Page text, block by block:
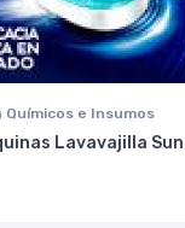
Químicos e Insumos
Lavavajilla Sun